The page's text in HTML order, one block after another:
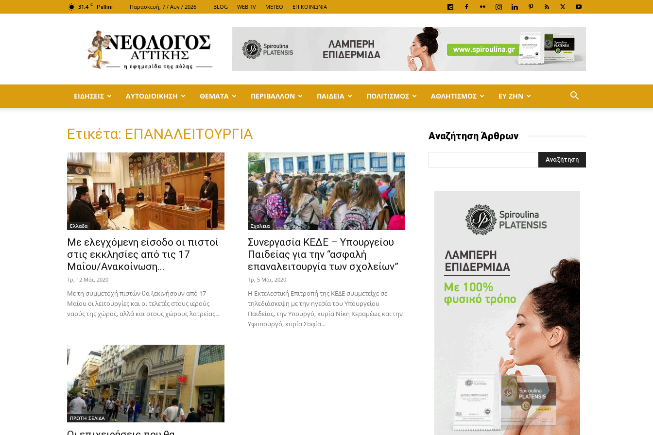
31.4 C Pallini Παρασκευή, 7 / Αυγ / 2026 BLOG WEB TV METEO ΕΠΙΚΟΙΝΩΝΙΑ
ΑΤΤΙΚΗΣ
ΕΙΔΗΣΕΙΣ ΑΥΤΟΔΙΟΙΚΗΣΗ ΘΕΜΑΤΑ ΠΕΡΙΒΑΛΛΟΝ ΠΑΙΔΕΙΑ ΠΟΛΙΤΙΣΜΟΣ ΑΘΛΗΤΙΣΜΟΣ ΕΥ ΖΗΝ
Ετικέτα: ΕΠΑΝΑΛΕΙΤΟΥΡΓΙΑ
Ελλαδα
Με ελεγχόμενη είσοδο οι πιστοί
στις εκκλησίες από τις 17
Μαΐου/Ανακοίνωση...
Τρ, 12 Μάι, 2020
Με τη συμμετοχή πιστών θα ξεκινήσουν από 17
Μαΐου οι λειτουργίες και οι τελετές στους ιερούς
ναούς της χώρας, αλλά και στους χώρους λατρείας...
Σχολεια
Συνεργασία ΚΕΔΕ – Υπουργείου
Παιδείας για την “ασφαλή
επαναλειτουργία των σχολείων”
Τρ, 5 Μάι, 2020
Η Εκτελεστική Επιτροπή της ΚΕΔΕ συμμετείχε σε
τηλεδιάσκεψη με την ηγεσία του Υπουργείου
Παιδείας, την Υπουργό, κυρία Νίκη Κεραμέως και την
Υφυπουργό, κυρία Σοφία...
ΠΡΩΤΗ ΣΕΛΙΔΑ
Αναζήτηση Άρθρων